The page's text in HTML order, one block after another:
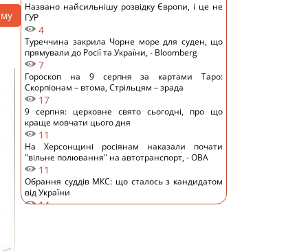
Названо найсильнішу розвідку Європи, і це не
ГУР
4
Туреччина закрила Чорне море для суден, що
прямували до Росії та України, - Bloomberg
7
Гороскоп на 9 серпня за картами Таро:
Скорпіонам – втома, Стрільцям – зрада
17
9 серпня: церковне свято сьогодні, про що
краще мовчати цього дня
11
На Херсонщині росіянам наказали почати
"вільне полювання" на автотранспорт, - ОВА
11
Обрання суддів МКС: що сталось з кандидатом
від України
14